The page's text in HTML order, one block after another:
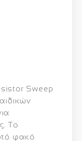
Sweep
Το
φακό